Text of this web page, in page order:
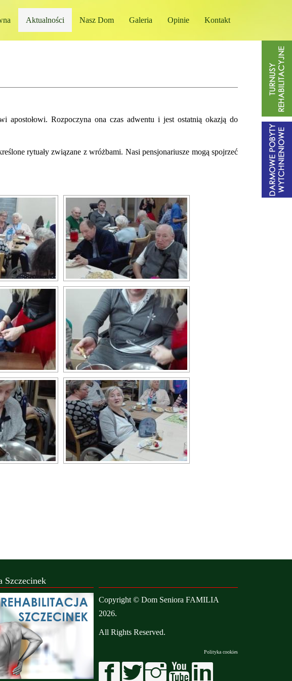
Aktualności Nasz Dom Galeria Opinie Kontakt
Rozpoczyna ona czas adwentu i jest ostatnią okazją do
rytuały związane z wróżbami. Nasi pensjonariusze mogą spojrzeć
Szczecinek
Copyright © Dom Seniora FAMILIA
2026.
All Rights Reserved.
Polityka cookies